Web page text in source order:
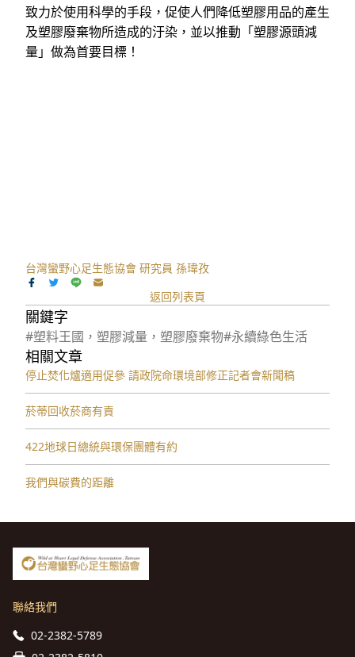
致力於使用科學的手段，促使人們降低塑膠用品的產生
及塑膠廢棄物所造成的汙染，並以推動「塑膠源頭減
量」做為首要目標！
台灣蠻野心足生態協會 研究員 孫瑋孜
返回列表頁
關鍵字
#塑料王國，塑膠減量，塑膠廢棄物#永續綠色生活
相關文章
停止焚化爐適用促參 請政院命環境部修正記者會新聞稿
菸蒂回收菸商有責
422地球日總統與環保團體有約
我們與碳費的距離
聯絡我們
02-2382-5789